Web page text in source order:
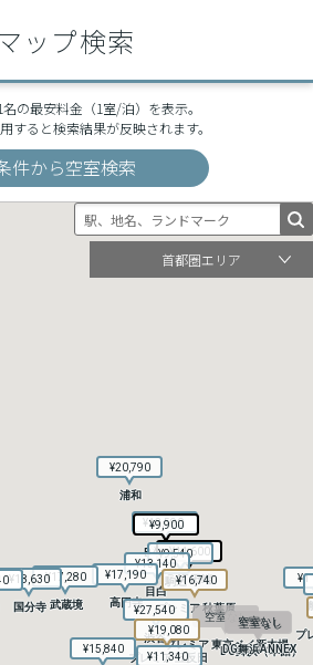
ップ検索
の最安料金（1室/泊）を表示。
すると検索結果が反映されます。
件から空室検索
¥27,540
渋谷
¥13,140
目白
¥9,540
駒込¥16,740
プレミア 秋葉原
¥19,080
プレミア 五反田
¥17,190
高円寺
¥17,280
武蔵境
¥18,630
国分寺
空室なし
プレミア 東京ベイ新木場
¥13,590
赤羽
¥11,340
¥15,840
¥20,790
浦和
プ
¥9,900
B4T 赤羽¥11,600
B4T 田端
空室なし
DG舞浜（本館）
空室なし
DG舞浜ANNEX
¥27,540
渋谷
¥13,140
目白
¥9,540
駒込¥16,740
プレミア 秋葉原
¥19,080
プレミア 五反田
¥17,190
高円寺
¥17,280
武蔵境
¥18,630
国分寺
空室なし
プレミア 東京ベイ新木場
¥13,590
赤羽
¥11,340
¥15,840
¥20,790
浦和
プ
¥9,900
B4T 赤羽¥11,600
B4T 田端
空室なし
DG舞浜（本館）
空室なし
DG舞浜ANNEX
首都圏エリア